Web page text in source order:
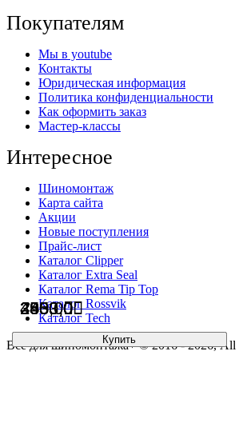
3833,0
Купить
2550,0
Купить
490,0
Купить
2453,0
Купить
Покупателям
Мы в youtube
Контакты
Юридическая информация
Политика конфиденциальности
Как оформить заказ
Мастер-классы
Интересное
Шиномонтаж
Карта сайта
Акции
Новые поступления
Прайс-лист
Каталог Clipper
Каталог Extra Seal
Каталог Rema Tip Top
Каталог Rossvik
Каталог Tech
Всё для шиномонтажа+ © 2016 - 2026, All